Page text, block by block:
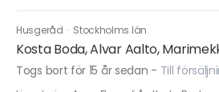
Husgeråd · Stockholms län
Kosta Boda, Alvar Aalto,
Togs bort för 15 år sedan - Till